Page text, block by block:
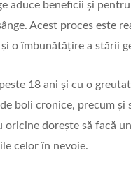
aduce beneficii și
Acest proces este
o îmbunătățire a stării
18 ani și cu o
boli cronice, precum
dorește să facă
celor în nevoie.